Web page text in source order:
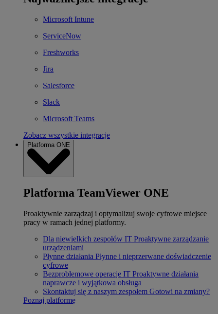
Microsoft Intune
ServiceNow
Freshworks
Jira
Salesforce
Slack
Microsoft Teams
Zobacz wszystkie integracje
Platforma ONE
Platforma TeamViewer ONE
Proaktywnie zarządzaj i optymalizuj swoje cyfrowe miejsce
pracy w ramach jednej platformy.
Dla niewielkich zespołów IT Proaktywne zarządzanie
urządzeniami
Płynne działania Płynne i nieprzerwane doświadczenie
cyfrowe
Bezproblemowe operacje IT Proaktywne działania
naprawcze i wyjątkowa obsługa
Skontaktuj się z naszym zespołem Gotowi na zmiany?
Poznaj platformę